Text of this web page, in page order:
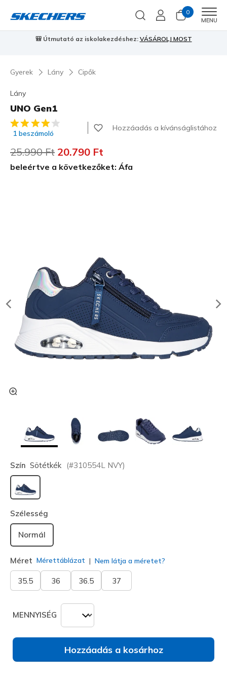
0
MENU
🎒 Útmutató az iskolakezdéshez: VÁSÁROLJ MOST
Gyerek Lány Cipők
Lány
UNO Gen1
4,1 az 5-ből ügyfélértékelés
1 beszámoló
Hozzáadás a kívánságlistához
Az ár a következőhöz képest csökkent:
25.990 Ft címzett:
20.790 Ft
beleértve a következőket: Áfa
Szín Sötétkék (#310554L NVY)
kiválasztva
Szélesség
Normál
Méret Mérettáblázat Nem látja a méretet?
35.5 36 36.5 37
MENNYISÉG
Hozzáadás a kosárhoz